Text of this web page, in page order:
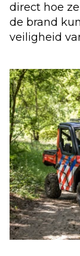
direct hoe
de brand
veiligheid